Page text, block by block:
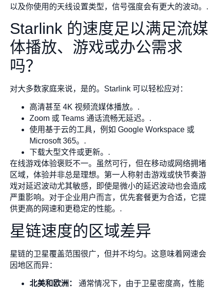
以及你使用的天线设置类型，信号强度会有更大的波动。.
Starlink 的速度足以满足流媒
体播放、游戏或办公需求
吗？
对大多数家庭来说，是的。Starlink 可以轻松应对：
高清甚至 4K 视频流媒体播放。.
Zoom 或 Teams 通话流畅无延迟。.
使用基于云的工具，例如 Google Workspace 或
Microsoft 365。.
下载大型文件或更新。.
在线游戏体验褒贬不一。虽然可行，但在移动或网络拥堵
区域，体验并非总是理想。第一人称射击游戏或快节奏游
戏对延迟波动尤其敏感，即使是微小的延迟波动也会造成
严重影响。对于企业用户而言，优先套餐更为合适，它提
供更高的网速和更稳定的性能。.
星链速度的区域差异
星链的卫星覆盖范围很广，但并不均匀。这意味着网速会
因地区而异：
北美和欧洲：
通常情况下，由于卫星密度高，性能